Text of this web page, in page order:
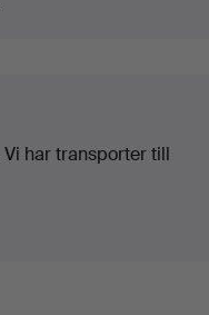
har transporter till